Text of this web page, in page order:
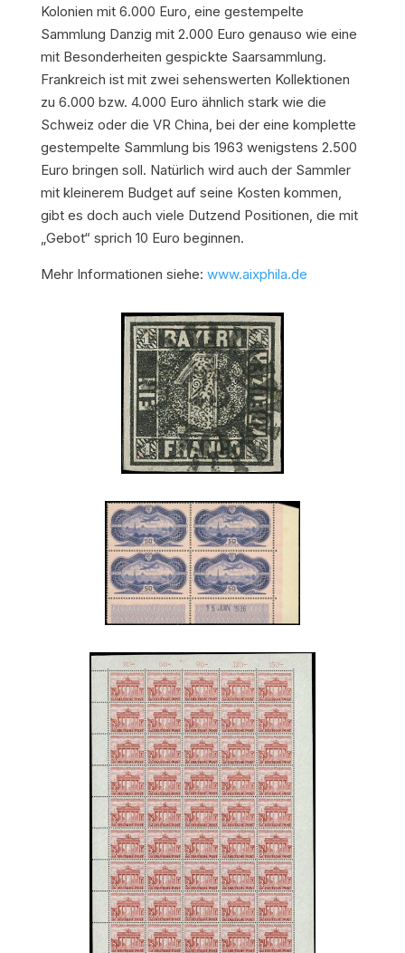
Kolonien mit 6.000 Euro, eine gestempelte
Sammlung Danzig mit 2.000 Euro genauso wie eine
mit Besonderheiten gespickte Saarsammlung.
Frankreich ist mit zwei sehenswerten Kollektionen
zu 6.000 bzw. 4.000 Euro ähnlich stark wie die
Schweiz oder die VR China, bei der eine komplette
gestempelte Sammlung bis 1963 wenigstens 2.500
Euro bringen soll. Natürlich wird auch der Sammler
mit kleinerem Budget auf seine Kosten kommen,
gibt es doch auch viele Dutzend Positionen, die mit
„Gebot“ sprich 10 Euro beginnen.
Mehr Informationen siehe: www.aixphila.de